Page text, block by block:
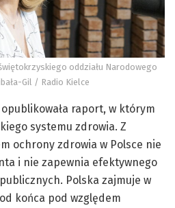
oddziału Narodowego
Gil / Radio Kielce
raport, w którym
systemu zdrowia. Z
ochrony zdrowia w Polsce nie
i nie zapewnia efektywnego
Polska zajmuje w
końca pod względem